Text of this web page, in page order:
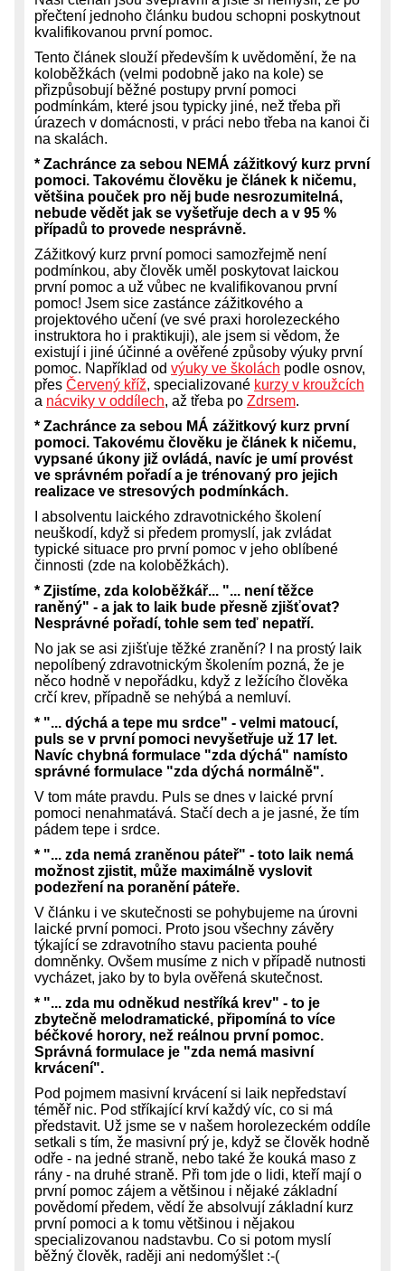
přečtení jednoho článku budou schopni poskytnout
kvalifikovanou první pomoc.
Tento článek slouží především k uvědomění, že na
koloběžkách (velmi podobně jako na kole) se
přizpůsobují běžné postupy první pomoci
podmínkám, které jsou typicky jiné, než třeba při
úrazech v domácnosti, v práci nebo třeba na kanoi či
na skalách.
* Zachránce za sebou NEMÁ zážitkový kurz první
pomoci. Takovému člověku je článek k ničemu,
většina pouček pro něj bude nesrozumitelná,
nebude vědět jak se vyšetřuje dech a v 95 %
případů to provede nesprávně.
Zážitkový kurz první pomoci samozřejmě není
podmínkou, aby člověk uměl poskytovat laickou
první pomoc a už vůbec ne kvalifikovanou první
pomoc! Jsem sice zastánce zážitkového a
projektového učení (ve své praxi horolezeckého
instruktora ho i praktikuji), ale jsem si vědom, že
existují i jiné účinné a ověřené způsoby výuky první
pomoc. Například od výuky ve školách podle osnov,
přes Červený kříž, specializované kurzy v kroužcích
a nácviky v oddílech, až třeba po Zdrsem.
* Zachránce za sebou MÁ zážitkový kurz první
pomoci. Takovému člověku je článek k ničemu,
vypsané úkony již ovládá, navíc je umí provést
ve správném pořadí a je trénovaný pro jejich
realizace ve stresových podmínkách.
I absolventu laického zdravotnického školení
neuškodí, když si předem promyslí, jak zvládat
typické situace pro první pomoc v jeho oblíbené
činnosti (zde na koloběžkách).
* Zjistíme, zda koloběžkář... "... není těžce
raněný" - a jak to laik bude přesně zjišťovat?
Nesprávné pořadí, tohle sem teď nepatří.
No jak se asi zjišťuje těžké zranění? I na prostý laik
nepolíbený zdravotnickým školením pozná, že je
něco hodně v nepořádku, když z ležícího člověka
crčí krev, případně se nehýbá a nemluví.
* "... dýchá a tepe mu srdce" - velmi matoucí,
puls se v první pomoci nevyšetřuje už 17 let.
Navíc chybná formulace "zda dýchá" namísto
správné formulace "zda dýchá normálně".
V tom máte pravdu. Puls se dnes v laické první
pomoci nenahmatává. Stačí dech a je jasné, že tím
pádem tepe i srdce.
* "... zda nemá zraněnou páteř" - toto laik nemá
možnost zjistit, může maximálně vyslovit
podezření na poranění páteře.
V článku i ve skutečnosti se pohybujeme na úrovni
laické první pomoci. Proto jsou všechny závěry
týkající se zdravotního stavu pacienta pouhé
domněnky. Ovšem musíme z nich v případě nutnosti
vycházet, jako by to byla ověřená skutečnost.
* "... zda mu odněkud nestříká krev" - to je
zbytečně melodramatické, připomíná to více
béčkové horory, než reálnou první pomoc.
Správná formulace je "zda nemá masivní
krvácení".
Pod pojmem masivní krvácení si laik nepředstaví
téměř nic. Pod stříkající krví každý víc, co si má
představit. Už jsme se v našem horolezeckém oddíle
setkali s tím, že masivní prý je, když se člověk hodně
odře - na jedné straně, nebo také že kouká maso z
rány - na druhé straně. Při tom jde o lidi, kteří mají o
první pomoc zájem a většinou i nějaké základní
povědomí předem, vědí že absolvují základní kurz
první pomoci a k tomu většinou i nějakou
specializovanou nadstavbu. Co si potom myslí
běžný člověk, raději ani nedomýšlet :-(